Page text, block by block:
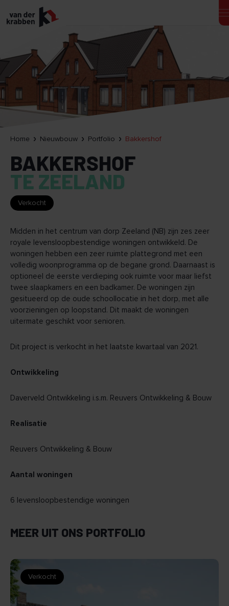
Home Nieuwbouw Portfolio Bakkershof
BAKKERSHOF
TE ZEELAND
Verkocht
Midden in het centrum van dorp Zeeland (NB) zijn zes zeer
royale levensloopbestendige woningen ontwikkeld. De
woningen hebben een zeer ruimte plattegrond met een
volledig woonprogramma op de begane grond. Daarnaast is
optioneel de eerste verdieping ook ruimte voor maar liefst
twee slaapkamers en een badkamer. De woningen zijn
gesitueerd op de oude schoollocatie in het dorp, met alle
voorzieningen op loopstand. Dit maakt de woningen
uitermate geschikt voor senioren.
Dit project is verkocht in het laatste kwartaal van 2021.
Ontwikkeling
Daverveld Ontwikkeling i.s.m. Reuvers Ontwikkeling & Bouw
Realisatie
Reuvers Ontwikkeling & Bouw
Aantal woningen
6 levensloopbestendige woningen
MEER UIT ONS PORTFOLIO
Verkocht